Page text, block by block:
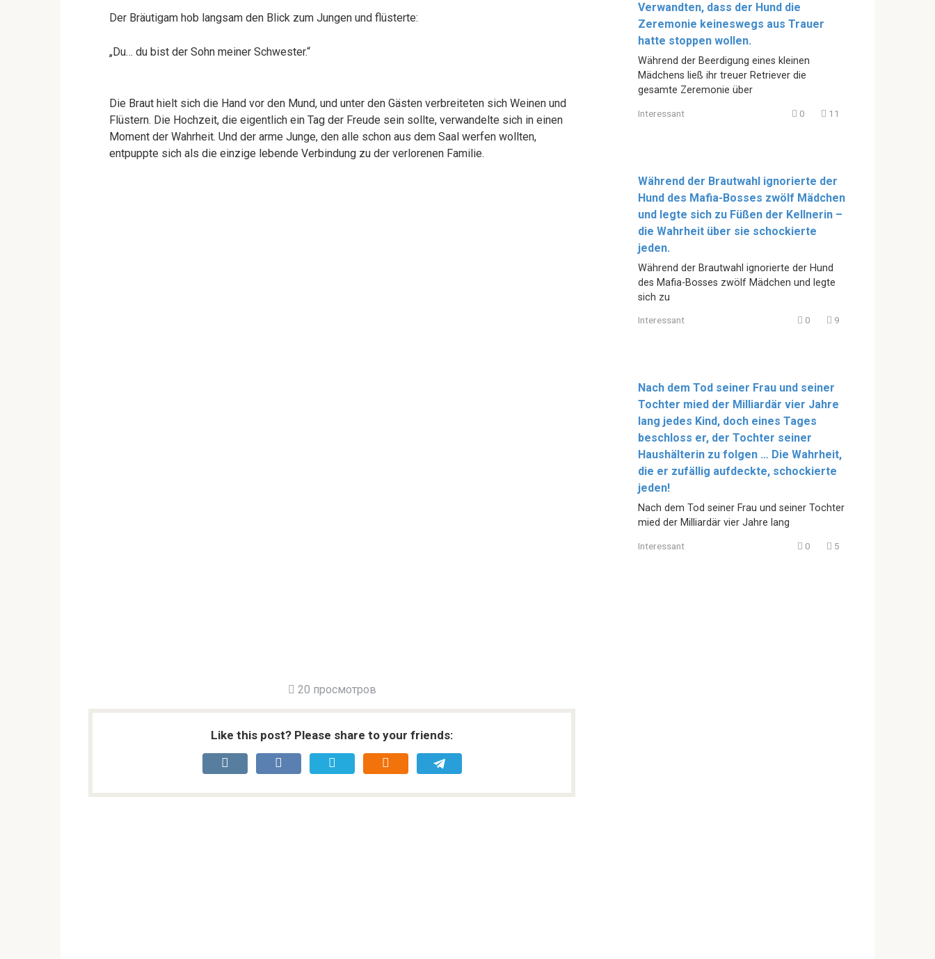
Der Bräutigam hob langsam den Blick zum Jungen und flüsterte:
„Du… du bist der Sohn meiner Schwester.“
Die Braut hielt sich die Hand vor den Mund, und unter den Gästen verbreiteten sich Weinen und
Flüstern. Die Hochzeit, die eigentlich ein Tag der Freude sein sollte, verwandelte sich in einen
Moment der Wahrheit. Und der arme Junge, den alle schon aus dem Saal werfen wollten,
entpuppte sich als die einzige lebende Verbindung zu der verlorenen Familie.
20 просмотров
Like this post? Please share to your friends:
Verwandten, dass der Hund die
Zeremonie keineswegs aus Trauer
hatte stoppen wollen.
Während der Beerdigung eines kleinen
Mädchens ließ ihr treuer Retriever die
gesamte Zeremonie über
Interessant 0 11
Während der Brautwahl ignorierte der
Hund des Mafia-Bosses zwölf Mädchen
und legte sich zu Füßen der Kellnerin –
die Wahrheit über sie schockierte
jeden.
Während der Brautwahl ignorierte der Hund
des Mafia-Bosses zwölf Mädchen und legte
sich zu
Interessant 0 9
Nach dem Tod seiner Frau und seiner
Tochter mied der Milliardär vier Jahre
lang jedes Kind, doch eines Tages
beschloss er, der Tochter seiner
Haushälterin zu folgen … Die Wahrheit,
die er zufällig aufdeckte, schockierte
jeden!
Nach dem Tod seiner Frau und seiner Tochter
mied der Milliardär vier Jahre lang
Interessant 0 5